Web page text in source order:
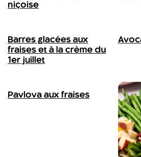
niçoise
Barres glacées aux
fraises et à la crème du
1er juillet
Pavlova aux fraises